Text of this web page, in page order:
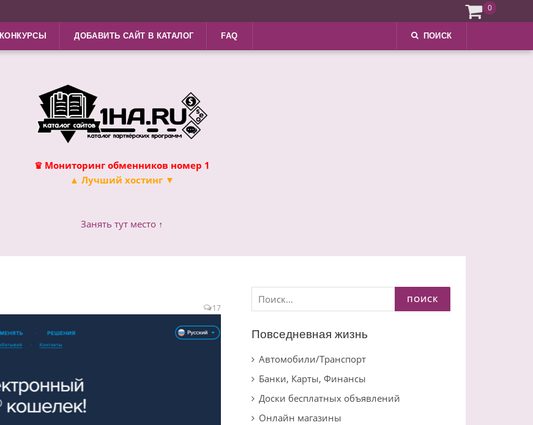
КОНКУРСЫ ДОБАВИТЬ САЙТ В КАТАЛОГ FAQ ПОИСК
♛ Мониторинг обменников номер 1
▲ Лучший хостинг ▼
Занять тут место ↑
17
Найти:
Повседневная жизнь
Автомобили/Транспорт
Банки, Карты, Финансы
Доски бесплатных объявлений
Онлайн магазины
0